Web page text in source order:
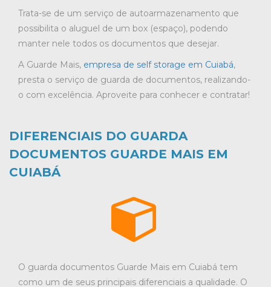
Trata-se de um serviço de autoarmazenamento que
possibilita o aluguel de um box (espaço), podendo
manter nele todos os documentos que desejar.
A Guarde Mais, empresa de self storage em Cuiabá,
presta o serviço de guarda de documentos, realizando-
o com excelência. Aproveite para conhecer e contratar!
DIFERENCIAIS DO GUARDA
DOCUMENTOS GUARDE MAIS EM
CUIABÁ
O guarda documentos Guarde Mais em Cuiabá tem
como um de seus principais diferenciais a qualidade. O